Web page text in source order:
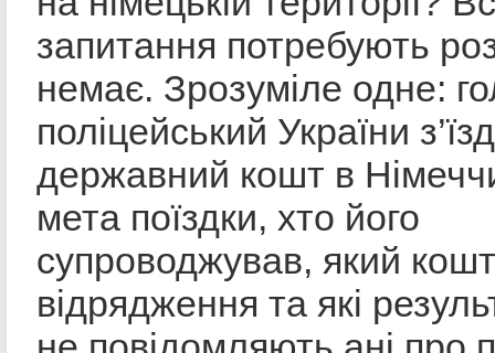
запитання потребують
немає. Зрозуміле одне:
поліцейський України
державний кошт в
мета поїздки, хто його
супроводжував, який
відрядження та які